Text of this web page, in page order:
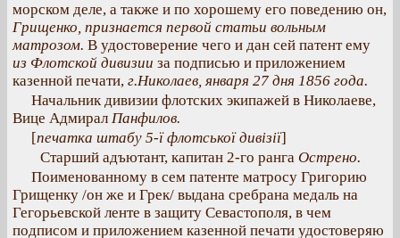
морском деле, а также и по хорошему его поведению он,
Грищенко, признается первой статьи вольным
матрозом. В удостоверение чего и дан сей патент ему
из Флотской дивизии за подписью и приложением
казенной печати, г.Николаев, января 27 дня 1856 года.
Начальник дивизии флотских экипажей в Николаеве,
Вице Адмирал Панфилов.
[печатка штабу 5-ї флотської дивізії]
Старший адъютант, капитан 2-го рангаОстрено.
Поименованному в сем патенте матросу Григорию
Грищенку /он же и Грек/ выдана сребрана медаль на
Гегорьевской ленте в защиту Севастополя, в чем
подписом и приложением казенной печати удостоверяю